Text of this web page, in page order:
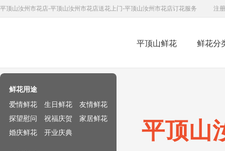
平顶山汝州市花店-平顶山汝州市花店送花上门-平顶山汝州市花店订花服务 注册
平顶山鲜花 鲜花分
平顶山
鲜花用途
爱情鲜花
生日鲜花
友情鲜花
探望慰问
祝福庆贺
家居鲜花
婚庆鲜花
开业庆典